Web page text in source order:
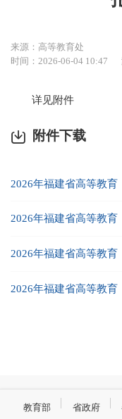
来源：高等教育处
时间：2026-06-04 10:47
详见附件
附件下载
2026年福建省高等教
2026年福建省高等教
2026年福建省高等教
2026年福建省高等教
教育部 省政府